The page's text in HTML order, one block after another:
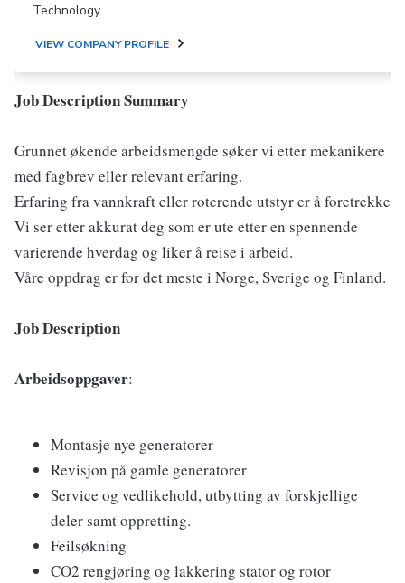
Technology
VIEW COMPANY PROFILE
Job Description Summary
Grunnet økende arbeidsmengde søker vi etter mekanikere
med fagbrev eller relevant erfaring.
Erfaring fra vannkraft eller roterende utstyr er å foretrekke
Vi ser etter akkurat deg som er ute etter en spennende
varierende hverdag og liker å reise i arbeid.
Våre oppdrag er for det meste i Norge, Sverige og Finland.
Job Description
Arbeidsoppgaver:
Montasje nye generatorer
Revisjon på gamle generatorer
Service og vedlikehold, utbytting av forskjellige
deler samt oppretting.
Feilsøkning
CO2 rengjøring og lakkering stator og rotor